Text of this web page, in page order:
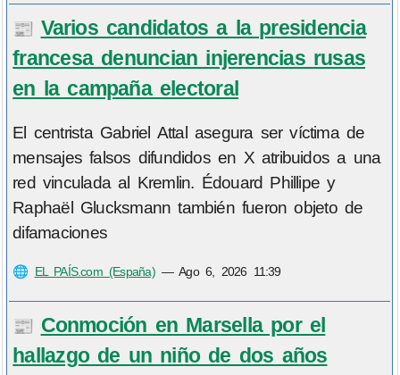
📰 Varios candidatos a la presidencia
francesa denuncian injerencias rusas
en la campaña electoral
El centrista Gabriel Attal asegura ser víctima de
mensajes falsos difundidos en X atribuidos a una
red vinculada al Kremlin. Édouard Phillipe y
Raphaël Glucksmann también fueron objeto de
difamaciones
🌐 EL PAÍS.com (España)—Ago 6, 2026 11:39
📰 Conmoción en Marsella por el
hallazgo de un niño de dos años